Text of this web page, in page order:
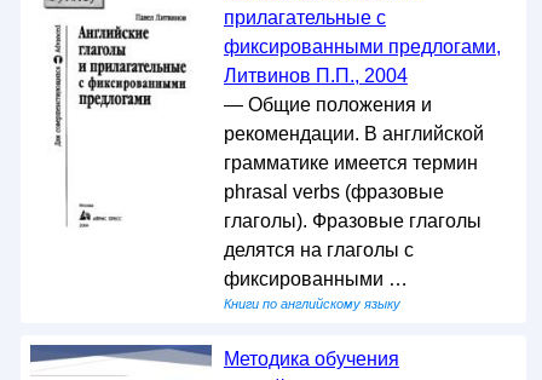
прилагательные с
фиксированными предлогами,
Литвинов П.П., 2004
— Общие положения и
рекомендации. В английской
грамматике имеется термин
phrasal verbs (фразовые
глаголы). Фразовые глаголы
делятся на глаголы с
фиксированными …
Книги по английскому языку
Методика обучения